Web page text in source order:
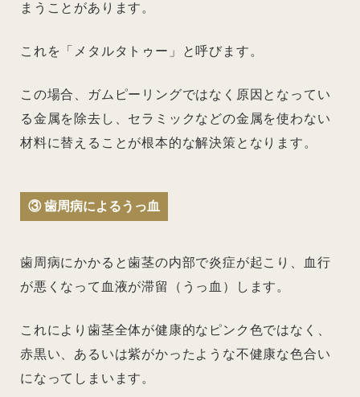
まうことがあります。
これを「メタルタトゥー」と呼びます。
この場合、ガムピーリングではなく原因となってい
る金属を除去し、セラミックなどの金属を使わない
材料に替えることが根本的な解決策となります。
③ 歯周病によるうっ血
歯周病にかかると歯茎の内部で炎症が起こり、血行
が悪くなって血液が滞留（うっ血）します。
これにより歯茎全体が健康的なピンク色ではなく、
赤黒い、あるいは紫がかったような不健康な色合い
になってしまいます。